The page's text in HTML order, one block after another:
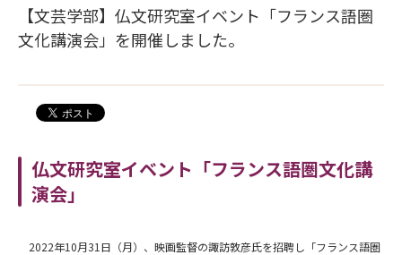
【文芸学部】仏文研究室イベント「フランス語圏
文化講演会」を開催しました。
仏文研究室イベント「フランス語圏文化講
演会」
2022年10月31日（月）、映画監督の諏訪敦彦氏を招聘し「フランス語圏